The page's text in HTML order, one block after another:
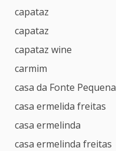
capataz
capataz
capataz wine
carmim
casa da Fonte Pequena
casa ermelida freitas
casa ermelinda
casa ermelinda freitas